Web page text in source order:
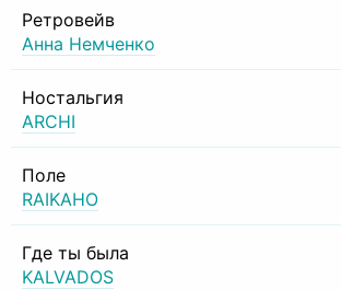
Ретровейв
Анна Немченко
Ностальгия
ARCHI
Поле
RAIKAHO
Где ты была
KALVADOS